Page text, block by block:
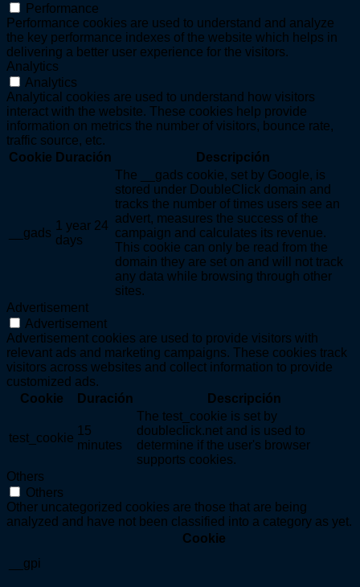
Performance
Performance cookies are used to understand and analyze
the key performance indexes of the website which helps in
delivering a better user experience for the visitors.
Analytics
Analytics
Analytical cookies are used to understand how visitors
interact with the website. These cookies help provide
information on metrics the number of visitors, bounce rate,
traffic source, etc.
Cookie Duración Descripción
__gads
1 year 24
days
The __gads cookie, set by Google, is
stored under DoubleClick domain and
tracks the number of times users see an
advert, measures the success of the
campaign and calculates its revenue.
This cookie can only be read from the
domain they are set on and will not track
any data while browsing through other
sites.
Advertisement
Advertisement
Advertisement cookies are used to provide visitors with
relevant ads and marketing campaigns. These cookies track
visitors across websites and collect information to provide
customized ads.
Cookie
Duración Descripción
test_cookie
15
minutes
The test_cookie is set by
doubleclick.net and is used to
determine if the user's browser
supports cookies.
Others
Others
Other uncategorized cookies are those that are being
analyzed and have not been classified into a category as yet.
Cookie
__gpi